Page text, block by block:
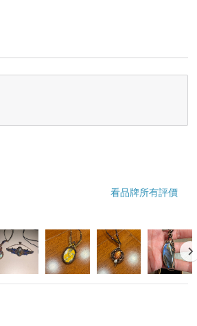
看品牌所有評價